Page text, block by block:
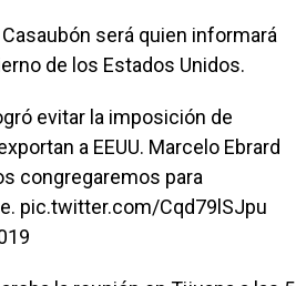
será quien informará
de los Estados Unidos.
evitar la imposición de
a EEUU. Marcelo Ebrard
congregaremos para
pic.twitter.com/Cqd79lSJpu